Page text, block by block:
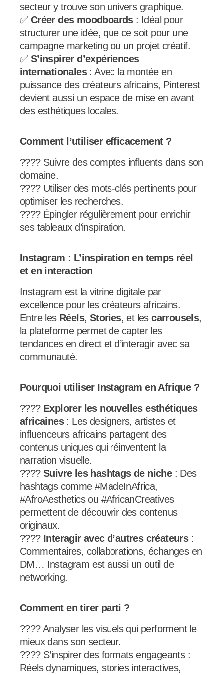
secteur y trouve son univers graphique.
✅ Créer des moodboards: Idéal pour
structurer une idée, que ce soit pour une
campagne marketing ou un projet créatif.
✅ S’inspirer d’expériences
internationales: Avec la montée en
puissance des créateurs africains, Pinterest
devient aussi un espace de mise en avant
des esthétiques locales.
Comment l’utiliser efficacement ?
???? Suivre des comptes influents dans son
domaine.
???? Utiliser des mots-clés pertinents pour
optimiser les recherches.
???? Épingler régulièrement pour enrichir
ses tableaux d’inspiration.
Instagram : L’inspiration en temps réel
et en interaction
Instagram est la vitrine digitale par
excellence pour les créateurs africains.
Entre les Réels, Stories, et lescarrousels,
la plateforme permet de capter les
tendances en direct et d’interagir avec sa
communauté.
Pourquoi utiliser Instagram en Afrique ?
???? Explorer les nouvelles esthétiques
africaines: Les designers, artistes et
influenceurs africains partagent des
contenus uniques qui réinventent la
narration visuelle.
???? Suivre les hashtags de niche: Des
hashtags comme #MadeInAfrica,
#AfroAesthetics ou #AfricanCreatives
permettent de découvrir des contenus
originaux.
???? Interagir avec d’autres créateurs:
Commentaires, collaborations, échanges en
DM… Instagram est aussi un outil de
networking.
Comment en tirer parti ?
???? Analyser les visuels qui performent le
mieux dans son secteur.
???? S’inspirer des formats engageants :
Réels dynamiques, stories interactives,